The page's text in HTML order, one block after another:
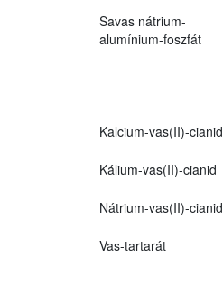
Savas nátrium-
alumínium-foszfát
Kalcium-vas(II)-cianid
Kálium-vas(II)-cianid
Nátrium-vas(II)-cianid
Vas-tartarát